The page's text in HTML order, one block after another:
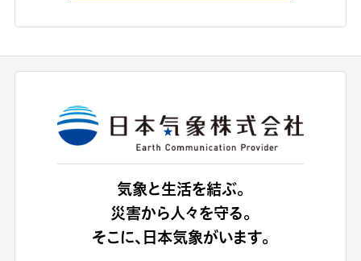
気象と生活を結ぶ。
災害から人々を守る。
そこに、日本気象がいます。